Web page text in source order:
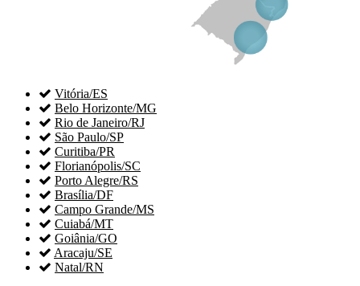
 Vitória/ES
 Belo Horizonte/MG
 Rio de Janeiro/RJ
 São Paulo/SP
 Curitiba/PR
 Florianópolis/SC
 Porto Alegre/RS
 Brasília/DF
 Campo Grande/MS
 Cuiabá/MT
 Goiânia/GO
 Aracaju/SE
 Natal/RN